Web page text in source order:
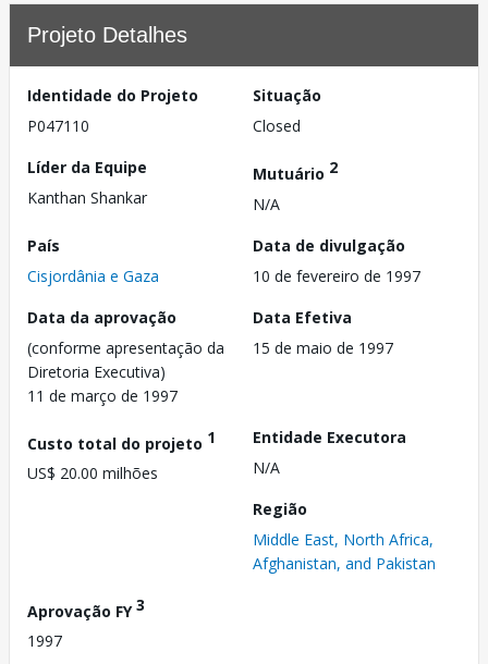
Projeto Detalhes
Identidade do Projeto
P047110
Situação
Closed
Líder da Equipe
Kanthan Shankar
Mutuário 2
N/A
País
Cisjordânia e Gaza
Data de divulgação
10 de fevereiro de 1997
Data da aprovação
(conforme apresentação da
Diretoria Executiva)
11 de março de 1997
Data Efetiva
15 de maio de 1997
Custo total do projeto 1
US$ 20.00 milhões
Entidade Executora
N/A
Região
Middle East, North Africa,
Afghanistan, and Pakistan
Aprovação FY3
1997